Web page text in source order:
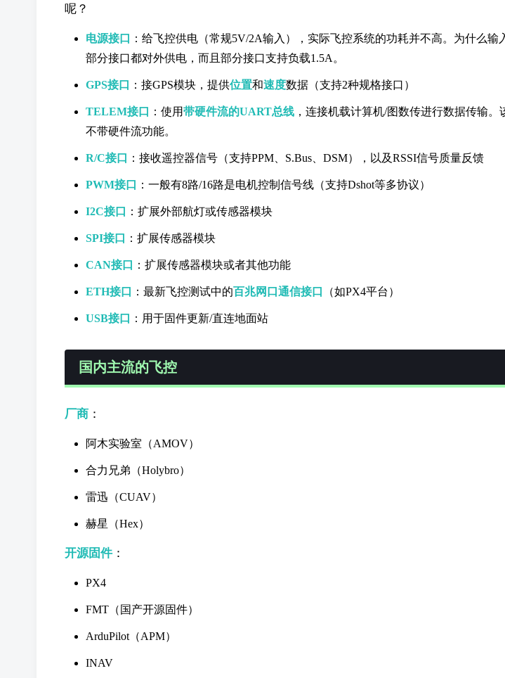
呢？
电源接口
：给飞控供电（常规5V/2A输入），实际飞控系统的功耗并不高。为什么
部分接口都对外供电，而且部分接口支持负载1.5A。
GPS接口 ：接GPS模块，提供位置和速度数据（支持2种规格接口）
TELEM接口 ：使用带硬件流的UART总线 ，连接机载计算机/图数传进行数据传输
不带硬件流功能。
R/C接口 ：接收遥控器信号（支持PPM、S.Bus、DSM），以及RSSI信号质量反馈
PWM接口 ：一般有8路/16路是电机控制信号线（支持Dshot等多协议）
I2C接口 ：扩展外部航灯或传感器模块
SPI接口 ：扩展传感器模块
CAN接口 ：扩展传感器模块或者其他功能
ETH接口 ：最新飞控测试中的百兆网口通信接口 （如PX4平台）
USB接口 ：用于固件更新/直连地面站
国内主流的飞控
厂商 ：
阿木实验室（AMOV）
合力兄弟（Holybro）
雷迅（CUAV）
赫星（Hex）
开源固件 ：
PX4
FMT（国产开源固件）
ArduPilot（APM）
INAV